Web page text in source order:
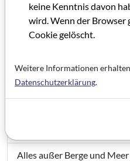
Wirtschaft und Medien
Mit offenem Ausgang
Loch im Topf
Das Denken ist die harte
Filme für Europa –
Alles außer Berge und Meer
keine Kenntnis davon
wird. Wenn der Browser
Cookie gelöscht.
Weitere Informationen
Datenschutzerklärung.